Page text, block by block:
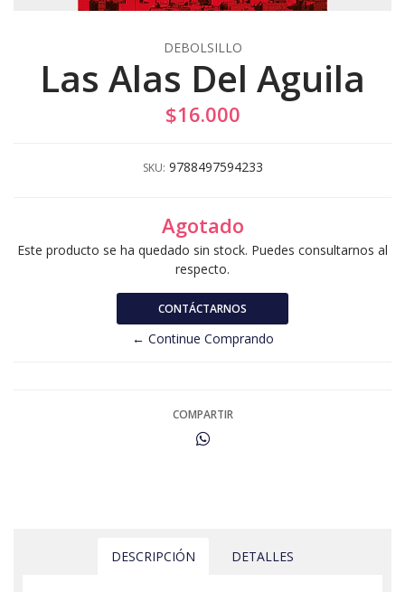
DEBOLSILLO
Las Alas Del Aguila
$16.000
SKU: 9788497594233
Agotado
Este producto se ha quedado sin stock. Puedes consultarnos al
respecto.
CONTÁCTARNOS
← Continue Comprando
COMPARTIR
DESCRIPCIÓN DETALLES